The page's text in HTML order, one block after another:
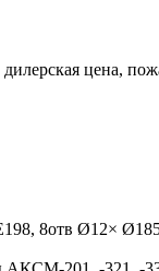
цена,
8отв Ø12×